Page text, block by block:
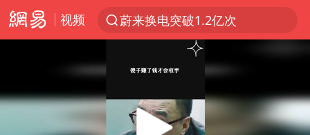
视频
蔚来换电突破1.2亿次
夜幕落下 运动上场
泸溪河：桃酥吃出金属牙冠视频不实
美国将对多晶硅衍生品加征15%关税